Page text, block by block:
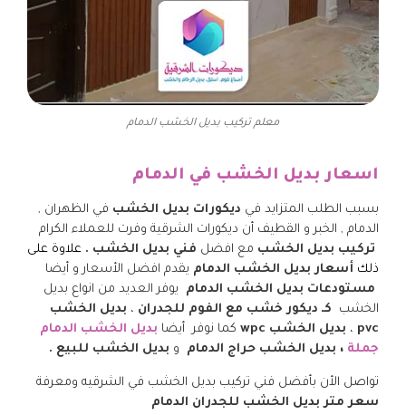
معلم تركيب بديل الخشب الدمام
اسعار بديل الخشب في الدمام
بسبب الطلب المتزايد في ديكورات بديل الخشب في الظهران ,
الدمام , الخبر و القطيف أن ديكورات الشرقية وفرت للعملاء الكرام
تركيب بديل الخشب مع افضل فني بديل الخشب . علاوة على
ذلك أسعار بديل الخشب الدمام يقدم افضل الأسعار و أيضا
مستودعات بديل الخشب الدمام يوفر العديد من انواع بديل
الخشب كـ ديكور خشب مع الفوم للجدران ، بديل الخشب
pvc ، بديل الخشب wpc كما نوفر أيضا بديل الخشب الدمام
جملة ، بديل الخشب حراج الدمام و بديل الخشب للبيع .
تواصل الأن بأفضل فني تركيب بديل الخشب في الشرقيه ومعرفة
سعر متر بديل الخشب للجدران الدمام